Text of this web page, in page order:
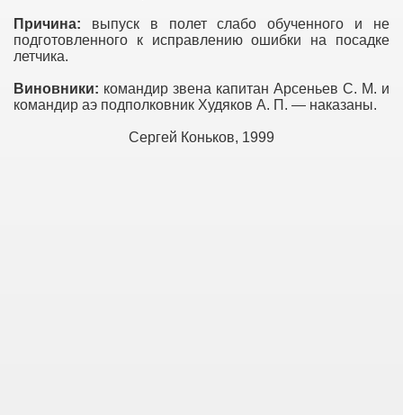
Причина: выпуск в полет слабо обученного и не
подготовленного к исправлению ошибки на посадке
летчика.
Виновники: командир звена капитан Арсеньев С. М. и
командир аэ подполковник Худяков А. П. — наказаны.
Сергей Коньков, 1999